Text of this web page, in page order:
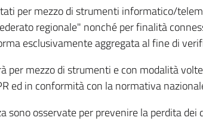
per mezzo di strumenti informatico/
regionale" nonché per finalità
esclusivamente aggregata al fine di
per mezzo di strumenti e con modalità
ed in conformità con la normativa
sono osservate per prevenire la perdita